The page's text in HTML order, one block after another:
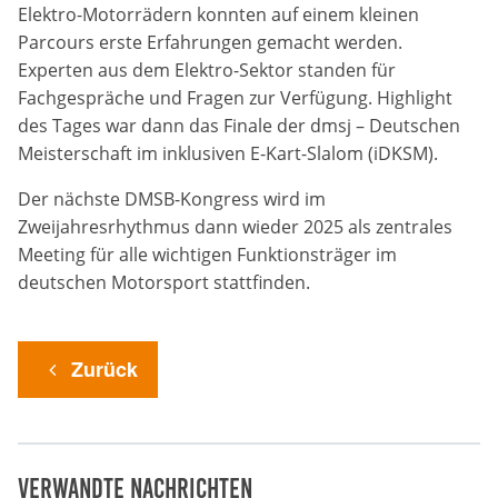
Elektro-Motorrädern konnten auf einem kleinen
Parcours erste Erfahrungen gemacht werden.
Experten aus dem Elektro-Sektor standen für
Fachgespräche und Fragen zur Verfügung. Highlight
des Tages war dann das Finale der dmsj – Deutschen
Meisterschaft im inklusiven E-Kart-Slalom (iDKSM).
Der nächste DMSB-Kongress wird im
Zweijahresrhythmus dann wieder 2025 als zentrales
Meeting für alle wichtigen Funktionsträger im
deutschen Motorsport stattfinden.
Zurück
Verwandte Nachrichten
Anbieter:
Cookies, die ggf. zur Einbettung und Bereitstellung
von Videos auf unserer Website gesetzt werden.
Google Maps
Anbieter:
Google LLC
von interaktiven Karten auf unserer Website gesetzt
Marketing